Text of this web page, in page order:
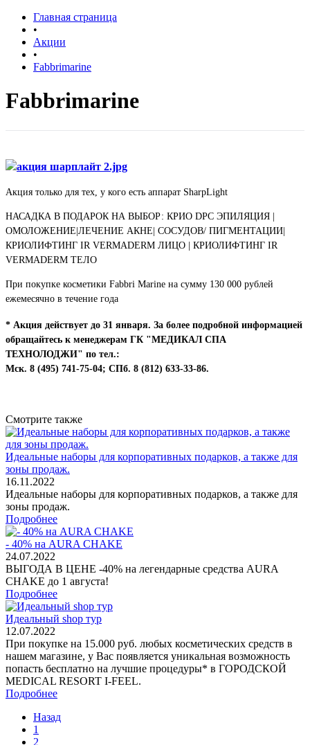
Главная страница
•
Акции
•
Fabbrimarine
Fabbrimarine
Акция только для тех, у кого есть аппарат SharpLight
НАСАДКА В ПОДАРОК НА ВЫБОР: КРИО DPC ЭПИЛЯЦИЯ |
ОМОЛОЖЕНИЕ|ЛЕЧЕНИЕ АКНЕ| СОСУДОВ/ ПИГМЕНТАЦИИ|
КРИОЛИФТИНГ IR VERMADERM ЛИЦО | КРИОЛИФТИНГ IR
VERMADERM ТЕЛО
При покупке косметики Fabbri Marine на сумму 130 000 рублей
ежемесячно в течение года
* Акция действует до 31 января. За более подробной информацией
обращайтесь к менеджерам ГК "МЕДИКАЛ СПА
ТЕХНОЛОДЖИ" по тел.:
Мск. 8 (495) 741-75-04; СПб. 8 (812) 633-33-86.
Смотрите также
Идеальные наборы для корпоративных подарков, а также для
зоны продаж.
16.11.2022
Идеальные наборы для корпоративных подарков, а также для
зоны продаж.
Подробнее
- 40% на AURA CHAKE
24.07.2022
ВЫГОДА В ЦЕНЕ -40% на легендарные средства AURA
CHAKE до 1 августа!
Подробнее
Идеальный shop тур
12.07.2022
При покупке на 15.000 руб. любых косметических средств в
нашем магазине, у Вас появляется уникальная возможность
попасть бесплатно на лучшие процедуры* в ГОРОДСКОЙ
MEDICAL RESORT I-FEEL.
Подробнее
Назад
1
2